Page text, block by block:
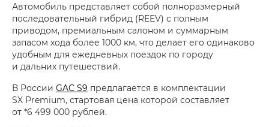
Автомобиль представляет собой полноразмерный
последовательный гибрид (REEV) с полным
приводом, премиальным салоном и суммарным
запасом хода более 1000 км, что делает его одинаково
удобным для ежедневных поездок по городу
и дальних путешествий.
В России GAC S9 предлагается в комплектации
SX Premium, стартовая цена которой составляет
от *6 499 000 рублей.